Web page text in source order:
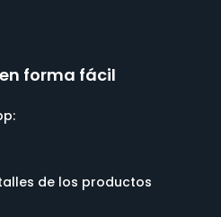
forma fácil
de los productos